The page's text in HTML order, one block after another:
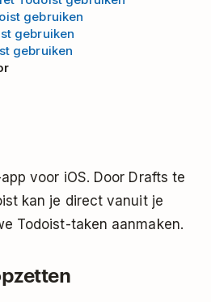
gebruiken
gebruiken
gebruiken
voor iOS. Door Drafts te
kan je direct vanuit je
Todoist-taken aanmaken.